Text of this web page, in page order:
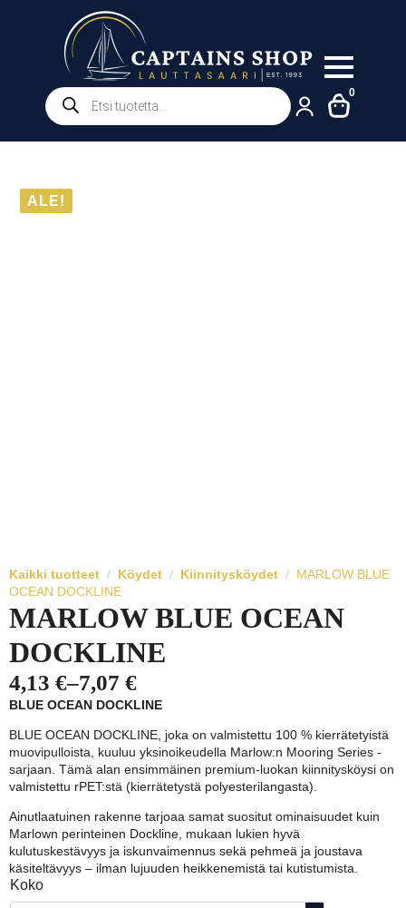
Products
search
0
ALE!
Kaikki tuotteet Köydet Kiinnitysköydet
MARLOW BLUE
OCEAN DOCKLINE
MARLOW BLUE OCEAN
DOCKLINE
4,13 €–7,07 €
Hintaluokka:
-
7,07 €
BLUE OCEAN DOCKLINE
BLUE OCEAN DOCKLINE, joka on valmistettu 100 % kierrätetyistä
muovipulloista, kuuluu yksinoikeudella Marlow:n Mooring Series -
sarjaan. Tämä alan ensimmäinen premium-luokan kiinnitysköysi on
valmistettu rPET:stä (kierrätetystä polyesterilangasta).
Ainutlaatuinen rakenne tarjoaa samat suositut ominaisuudet kuin
Marlown perinteinen Dockline, mukaan lukien hyvä
kulutuskestävyys ja iskunvaimennus sekä pehmeä ja joustava
käsiteltävyys – ilman lujuuden heikkenemistä tai kutistumista.
Koko